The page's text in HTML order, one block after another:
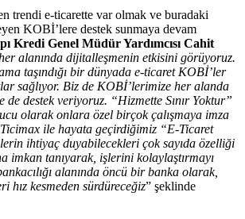
trendi e-ticarette var olmak ve buradaki
KOBİ’lere destek sunmaya devam
Kredi Genel Müdür Yardımcısı Cahit
alanında dijitalleşmenin etkisini görüyoruz.
taşındığı bir dünyada e-ticaret KOBİ’ler
sağlıyor. Biz de KOBİ’lerimize her alanda
destek veriyoruz. “Hizmette Sınır Yoktur”
olarak onlara özel birçok çalışmaya imza
ile hayata geçirdiğimiz “E-Ticaret
ihtiyaç duyabilecekleri çok sayıda özelliği
imkan tanıyarak, işlerini kolaylaştırmayı
alanında öncü bir banka olarak,
hız kesmeden sürdüreceğiz” şeklinde